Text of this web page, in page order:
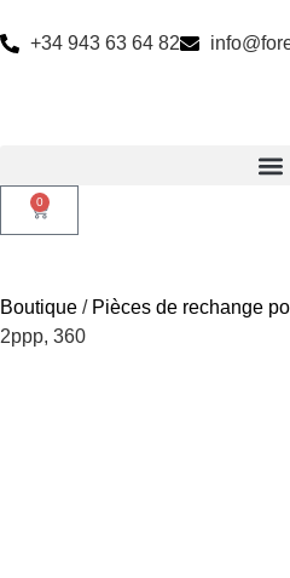
+34 943 63 64 82
0
Boutique / Pièces de rechange
2ppp, 360